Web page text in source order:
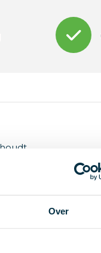
Over
die in
ml.